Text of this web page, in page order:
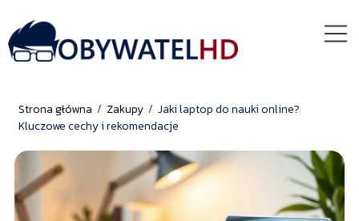
Strona główna / Zakupy / Jaki laptop do nauki online?
Kluczowe cechy i rekomendacje